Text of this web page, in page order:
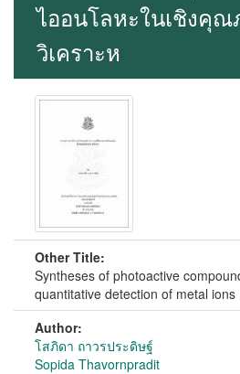
ไออนโลหะในเชิงคุ
วิเคราะห
Other Title:
Syntheses of photoactive
quantitative detection of metal ions
Author:
โสภิดา ถาวรประดิษฐ์
Sopida Thavornpradit